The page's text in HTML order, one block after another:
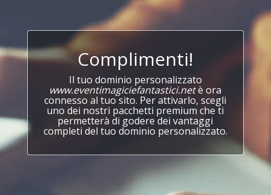
Complimenti!
Il tuo dominio personalizzato
www.eventimagiciefantastici.netè ora
connesso al tuo sito. Per attivarlo, scegli
uno dei nostri pacchetti premium che ti
permetterà di godere dei vantaggi
completi del tuo dominio personalizzato.